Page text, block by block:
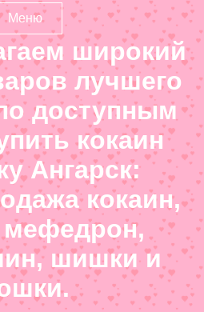
Меню
широкий
лучшего
доступным
кокаин
Ангарск:
кокаин,
шишки и